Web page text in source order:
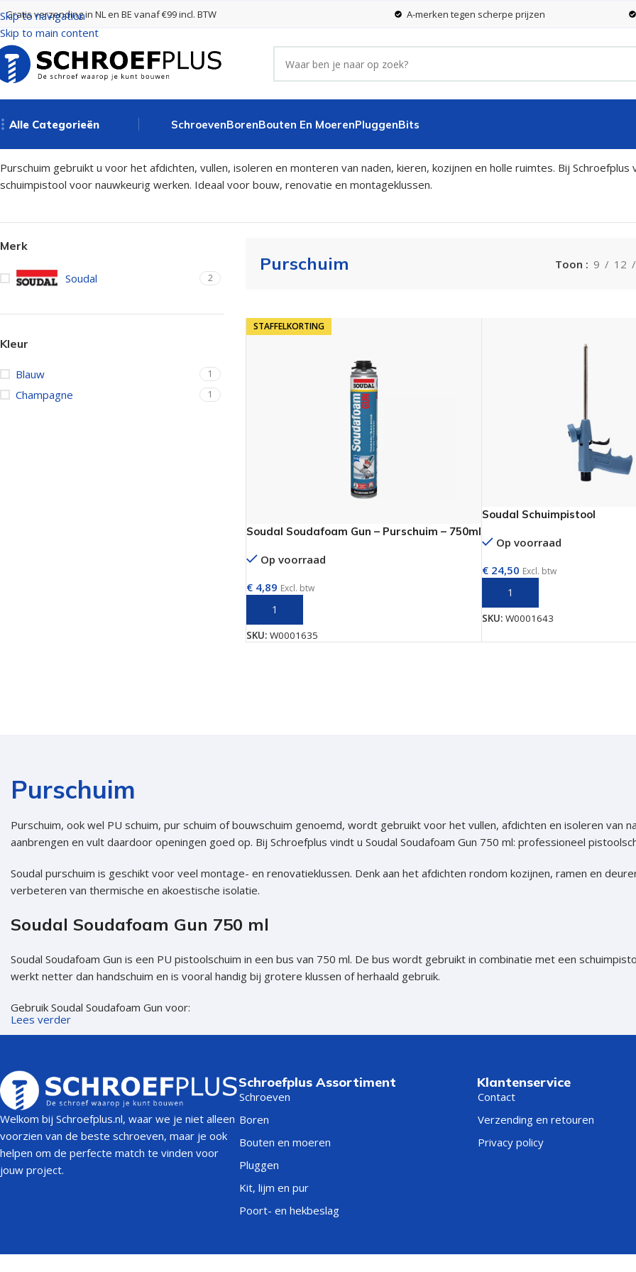
Skip to navigation
Skip to main content
Gratis verzending in NL en BE vanaf €99 incl. BTW A-merken tegen scherpe prijzen
Alle Categorieën
Spaanplaatschroeven verzinkt Torx
Spaanplaatschroeven zwart verzinkt
Houtschroeven
Gipsplaatschroeven los
Gipsplaatschroeven op band
Fermacell schroeven
Isolatieschroeven
Potdekselschroeven
Afstandschroeven
Spengler schroeven
Tellerkopschroeven
Vlonderschroeven
Hardhoutschroeven
Terrasschroeven
Zelfborende schroeven
Glaslatschroeven
Populaire merken
SchroevenBorenBouten En MoerenPluggenBits
Purschuim gebruikt u voor het afdichten, vullen, isoleren en monteren van naden, kieren, kozijnen en holle ruimtes. Bij Schroefplus
schuimpistool voor nauwkeurig werken. Ideaal voor bouw, renovatie en montageklussen.
Merk
Soudal 2
Kleur
Blauw 1
Champagne 1
Purschuim Toon 9 12
STAFFELKORTING
Soudal Soudafoam Gun – Purschuim – 750ml
Op voorraad
€ 4,89 Excl. btw
TOEVOEGEN AAN WINKELWAGEN
SKU: W0001635
Soudal Schuimpistool
Op voorraad
€ 24,50 Excl. btw
TOEVOEGEN AAN
SKU:W0001643
Purschuim
Purschuim, ook wel PU schuim, pur schuim of bouwschuim genoemd, wordt gebruikt voor het vullen, afdichten en isoleren van
aanbrengen en vult daardoor openingen goed op. Bij Schroefplus vindt u Soudal Soudafoam Gun 750 ml: professioneel
Soudal purschuim is geschikt voor veel montage- en renovatieklussen. Denk aan het afdichten rondom kozijnen, ramen en
verbeteren van thermische en akoestische isolatie.
Soudal Soudafoam Gun 750 ml
Soudal Soudafoam Gun is een PU pistoolschuim in een bus van 750 ml. De bus wordt gebruikt in combinatie met een
werkt netter dan handschuim en is vooral handig bij grotere klussen of herhaald gebruik.
Gebruik Soudal Soudafoam Gun voor:
afdichten rondom kozijnen;
vullen van naden, kieren en openingen;
opvullen van holle ruimtes;
isoleren tegen tocht en warmteverlies;
verminderen van geluidsoverdracht;
algemene bouw- en renovatieklussen.
Wat is het verschil tussen handschuim en pistoolschuim?
Het verschil zit vooral in de verwerking. Handschuim wordt geleverd met een slangetje of adapter en is handig voor
purschuimpistool. Daarmee kunt u nauwkeuriger doseren, schoner werken en de schuimhoeveelheid beter regelen.
TYPE PURSCHUIM BESTE KEUZE VOOR
Lees verder
Welkom bij Schroefplus.nl, waar we je niet alleen
voorzien van de beste schroeven, maar je ook
helpen om de perfecte match te vinden voor
jouw project.
Schroefplus Assortiment
Schroeven
Boren
Bouten en moeren
Pluggen
Kit, lijm en pur
Poort- en hekbeslag
Klantenservice
Contact
Verzending en retouren
Privacy policy